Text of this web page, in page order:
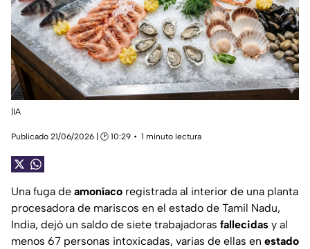
|IA
Publicado 21/06/2026 | 🕑 10:29 1 minuto lectura
Una fuga de amoníaco registrada al interior de una planta
procesadora de mariscos en el estado de Tamil Nadu,
India, dejó un saldo de siete trabajadoras fallecidas y al
menos 67 personas intoxicadas, varias de ellas en estado